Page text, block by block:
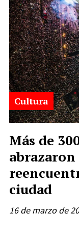
Más de
ciudad
Cultura
16 de marzo de